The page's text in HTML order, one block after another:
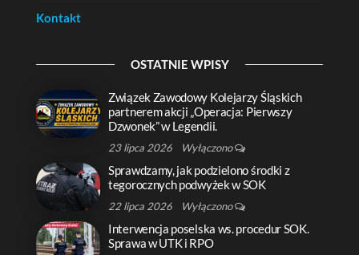
Kontakt
OSTATNIE WPISY
Związek Zawodowy Kolejarzy Śląskich
partnerem akcji „Operacja: Pierwszy
Dzwonek” w Legendii.
23 lipca 2026 Wyłączono
Sprawdzamy, jak podzielono środki z
tegorocznych podwyżek w SOK
22 lipca 2026 Wyłączono
Interwencja poselska ws. procedur SOK.
Sprawa w UTK i RPO